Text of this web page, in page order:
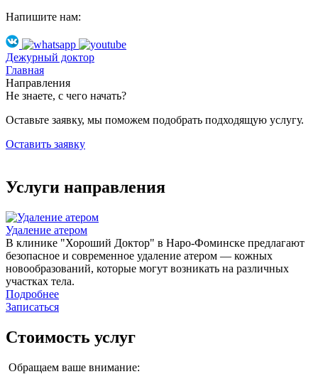
Напишите нам:
Дежурный доктор
Главная
Направления
Не знаете, с чего начать?
Оставьте заявку, мы поможем подобрать подходящую услугу.
Оставить заявку
Услуги направления
Удаление атером
В клинике "Хороший Доктор" в Наро-Фоминске предлагают
безопасное и современное удаление атером — кожных
новообразований, которые могут возникать на различных
участках тела.
Подробнее
Записаться
Стоимость услуг
Обращаем ваше внимание: